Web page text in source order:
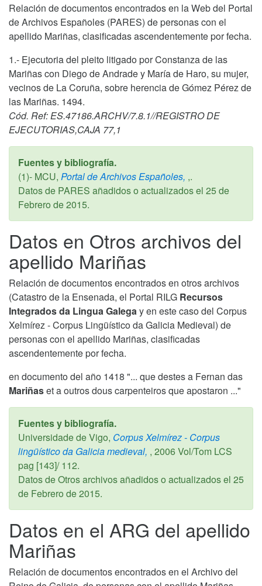
Relación de documentos encontrados en la Web del Portal
de Archivos Españoles (PARES) de personas con el
apellido Mariñas, clasificadas ascendentemente por fecha.
1.- Ejecutoria del pleito litigado por Constanza de las
Mariñas con Diego de Andrade y María de Haro, su mujer,
vecinos de La Coruña, sobre herencia de Gómez Pérez de
las Mariñas. 1494.
Cód. Ref: ES.47186.ARCHV/7.8.1//REGISTRO DE
EJECUTORIAS,CAJA 77,1
Fuentes y bibliografía.
(1)- MCU, Portal de Archivos Españoles, ,.
Datos de PARES añadidos o actualizados el 25 de
Febrero de 2015.
Datos en Otros archivos del
apellido Mariñas
Relación de documentos encontrados en otros archivos
(Catastro de la Ensenada, el Portal RILG Recursos
Integrados da Lingua Galega y en este caso del Corpus
Xelmírez - Corpus Lingüístico da Galicia Medieval) de
personas con el apellido Mariñas, clasificadas
ascendentemente por fecha.
en documento del año 1418 "... que destes a Fernan das
Mariñaset a outros dous carpenteiros que apostaron ..."
Fuentes y bibliografía.
Universidade de Vigo, Corpus Xelmírez - Corpus
lingüístico da Galicia medieval, , 2006Vol/Tom LCS
pag [143]/ 112.
Datos de Otros archivos añadidos o actualizados el 25
de Febrero de 2015.
Datos en el ARG del apellido
Mariñas
Relación de documentos encontrados en el Archivo del